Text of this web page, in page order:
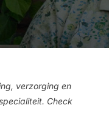
verzorging en
Check